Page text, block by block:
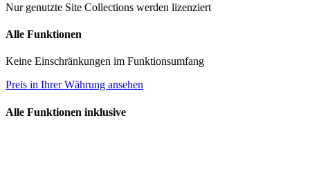
Nur genutzte Site Collections werden lizenziert
Alle Funktionen
Keine Einschränkungen im Funktionsumfang
Preis in Ihrer Währung ansehen
Alle Funktionen inklusive